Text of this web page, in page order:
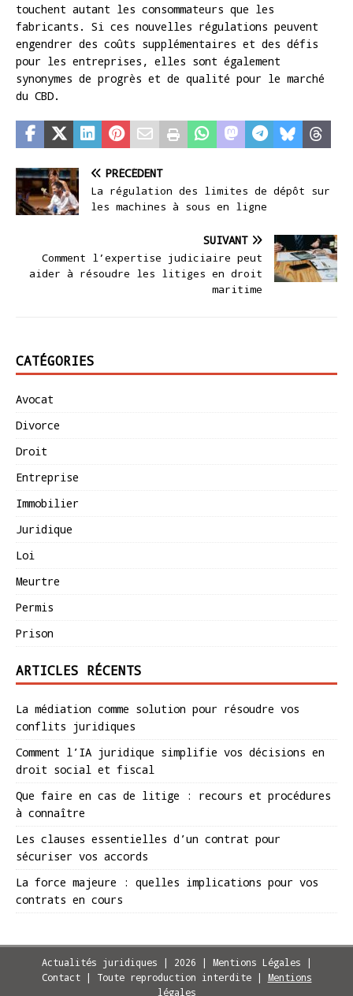
touchent autant les consommateurs que les
fabricants. Si ces nouvelles régulations peuvent
engendrer des coûts supplémentaires et des défis
pour les entreprises, elles sont également
synonymes de progrès et de qualité pour le marché
du CBD.
PRÉCÉDENT
La régulation des limites de dépôt sur
les machines à sous en ligne
SUIVANT
Comment l’expertise judiciaire peut
aider à résoudre les litiges en droit
maritime
CATÉGORIES
Avocat
Divorce
Droit
Entreprise
Immobilier
Juridique
Loi
Meurtre
Permis
Prison
ARTICLES RÉCENTS
La médiation comme solution pour résoudre vos
conflits juridiques
Comment l’IA juridique simplifie vos décisions en
droit social et fiscal
Que faire en cas de litige : recours et procédures
à connaître
Les clauses essentielles d’un contrat pour
sécuriser vos accords
La force majeure : quelles implications pour vos
contrats en cours
Actualités juridiques | 2026 | Mentions Légales |
Contact | Toute reproduction interdite | Mentions
légales